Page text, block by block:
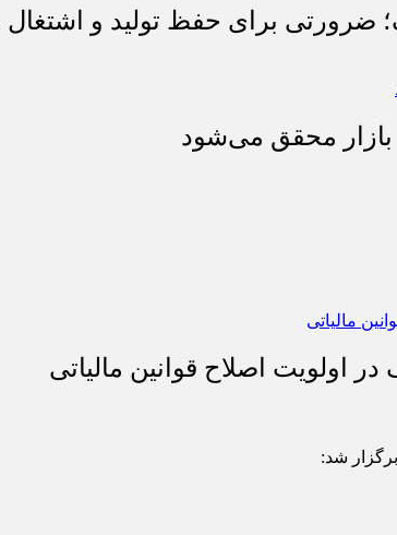
ضرورتی برای حفظ تولید و اشتغال
بازار محقق می‌شود
اولویت اصلاح قوانین مالیاتی
شد: